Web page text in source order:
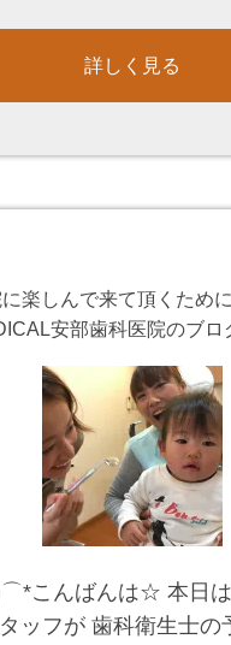
詳しく見る
楽しんで来て頂くため
安部歯科医院のブ
んばんは☆ 本日は
ッフが 歯科衛生士の